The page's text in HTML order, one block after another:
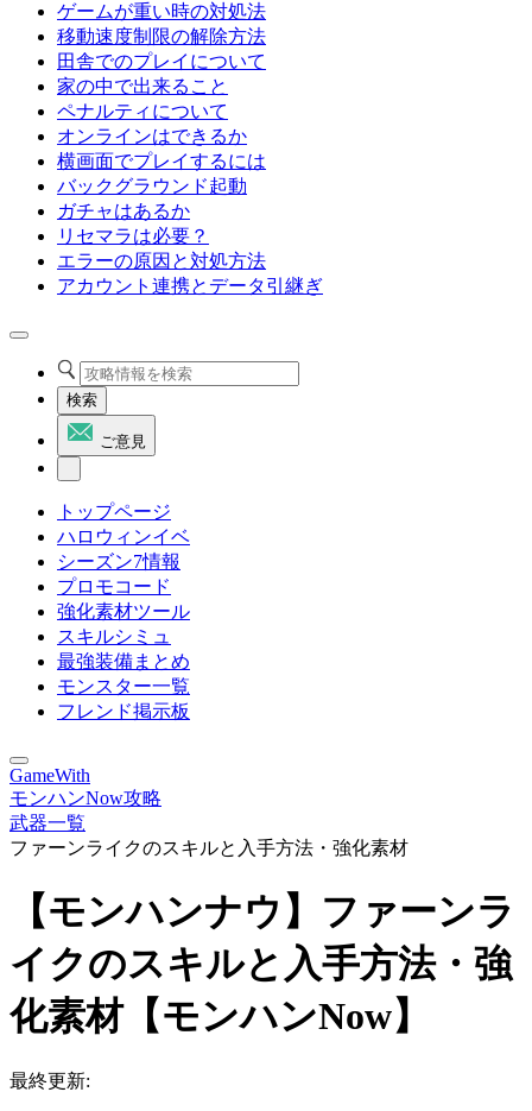
ゲームが重い時の対処法
移動速度制限の解除方法
田舎でのプレイについて
家の中で出来ること
ペナルティについて
オンラインはできるか
横画面でプレイするには
バックグラウンド起動
ガチャはあるか
リセマラは必要？
エラーの原因と対処方法
アカウント連携とデータ引継ぎ
検索
ご意見
トップページ
ハロウィンイベ
シーズン7情報
プロモコード
強化素材ツール
スキルシミュ
最強装備まとめ
モンスター一覧
フレンド掲示板
GameWith
モンハンNow攻略
武器一覧
ファーンライクのスキルと入手方法・強化素材
【モンハンナウ】ファーンラ
イクのスキルと入手方法・強
化素材【モンハンNow】
最終更新: